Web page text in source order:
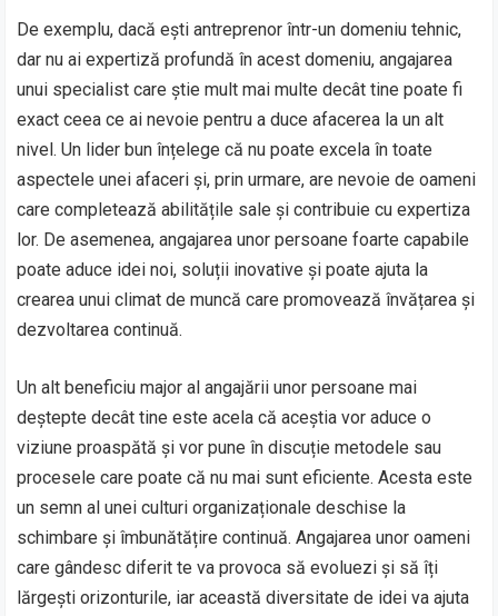
De exemplu, dacă ești antreprenor într-un domeniu tehnic,
dar nu ai expertiză profundă în acest domeniu, angajarea
unui specialist care știe mult mai multe decât tine poate fi
exact ceea ce ai nevoie pentru a duce afacerea la un alt
nivel. Un lider bun înțelege că nu poate excela în toate
aspectele unei afaceri și, prin urmare, are nevoie de oameni
care completează abilitățile sale și contribuie cu expertiza
lor. De asemenea, angajarea unor persoane foarte capabile
poate aduce idei noi, soluții inovative și poate ajuta la
crearea unui climat de muncă care promovează învățarea și
dezvoltarea continuă.
Un alt beneficiu major al angajării unor persoane mai
deștepte decât tine este acela că aceștia vor aduce o
viziune proaspătă și vor pune în discuție metodele sau
procesele care poate că nu mai sunt eficiente. Acesta este
un semn al unei culturi organizaționale deschise la
schimbare și îmbunătățire continuă. Angajarea unor oameni
care gândesc diferit te va provoca să evoluezi și să îți
lărgești orizonturile, iar această diversitate de idei va ajuta